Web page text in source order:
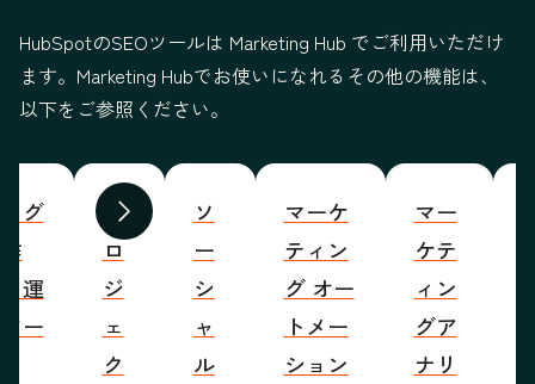
HubSpotのSEOツールは Marketing Hub でご利用いただけ
ます。Marketing Hubでお使いになれるその他の機能は、
以下をご参照ください。
前へ 次へ
グ
運
ー
プ
ロ
ジ
ェ
ク
ソ
ー
シ
ャ
ル
マーケ
ティン
グ オー
トメー
ション
マー
ケテ
ィン
グア
ナリ